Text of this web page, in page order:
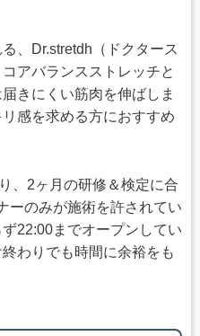
、Dr.stretdh（ドクタース
アバランスストレッチと
きにくい筋肉を伸ばしま
感を求める方におすすめ
、2ヶ月の研修＆検定に合
ーのみが施術を許されてい
22:00までオープンしてい
わりでも時間に余裕をも